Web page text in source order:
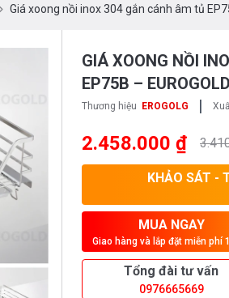
Giá xoong nồi inox 304 gắn cánh âm tủ
GIÁ XOONG NỒI
EP75B – EUROGOLD
Thương hiệu EROGOLG |
2.458.000 ₫
KHẢO SÁT -
MUA NGAY
Giao hàng và lắp đặt miễn phí
Tổng đài tư vấn
0976665669